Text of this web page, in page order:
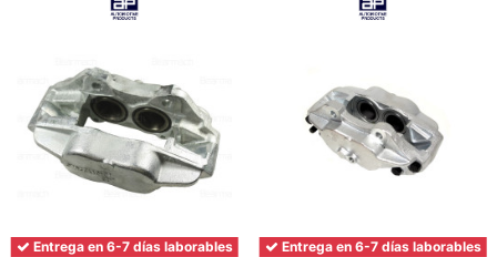
Entrega en 6-7 días laborables Entrega en 6-7 días laborables